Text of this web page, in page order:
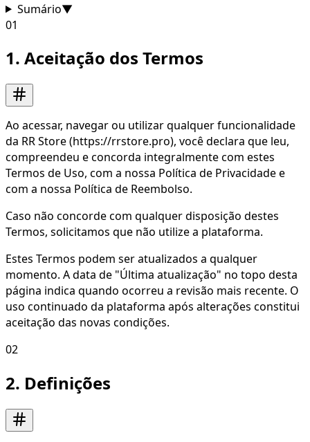
Sumário▼
01
1. Aceitação dos Termos
Ao acessar, navegar ou utilizar qualquer funcionalidade
da RR Store (https://rrstore.pro), você declara que leu,
compreendeu e concorda integralmente com estes
Termos de Uso, com a nossa Política de Privacidade e
com a nossa Política de Reembolso.
Caso não concorde com qualquer disposição destes
Termos, solicitamos que não utilize a plataforma.
Estes Termos podem ser atualizados a qualquer
momento. A data de "Última atualização" no topo desta
página indica quando ocorreu a revisão mais recente. O
uso continuado da plataforma após alterações constitui
aceitação das novas condições.
02
2. Definições